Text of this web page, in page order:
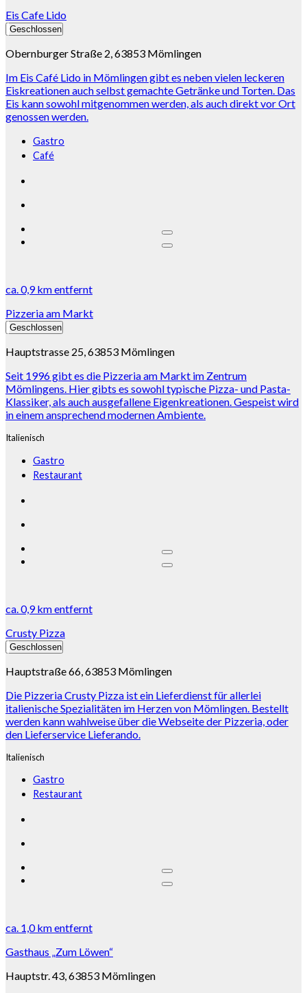
Eis Cafe Lido
Geschlossen
Obernburger Straße 2, 63853 Mömlingen
Im Eis Café Lido in Mömlingen gibt es neben vielen leckeren
Eiskreationen auch selbst gemachte Getränke und Torten. Das
Eis kann sowohl mitgenommen werden, als auch direkt vor Ort
genossen werden.
Gastro
Café
ca.0,9 kmentfernt
Pizzeria am Markt
Geschlossen
Hauptstrasse 25, 63853 Mömlingen
Seit 1996 gibt es die Pizzeria am Markt im Zentrum
Mömlingens. Hier gibts es sowohl typische Pizza- und Pasta-
Klassiker, als auch ausgefallene Eigenkreationen. Gespeist wird
in einem ansprechend modernen Ambiente.
Italienisch
Gastro
Restaurant
ca. 0,9 kmentfernt
Crusty Pizza
Geschlossen
Hauptstraße 66, 63853 Mömlingen
Die Pizzeria Crusty Pizza ist ein Lieferdienst für allerlei
italienische Spezialitäten im Herzen von Mömlingen. Bestellt
werden kann wahlweise über die Webseite der Pizzeria, oder
den Lieferservice Lieferando.
Italienisch
Gastro
Restaurant
ca. 1,0 kmentfernt
Gasthaus „Zum Löwen“
Hauptstr. 43, 63853 Mömlingen